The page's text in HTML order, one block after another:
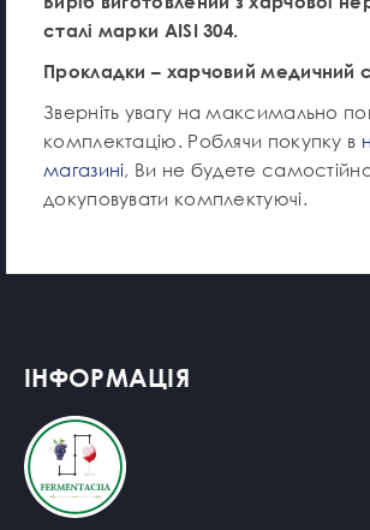
сталі марки AISI 304.
Прокладки – харчовий медичний
Зверніть увагу на максимально
комплектацію. Роблячи покупку в
магазині , Ви не будете
докуповувати комплектуючі.
ІНФОРМАЦІЯ